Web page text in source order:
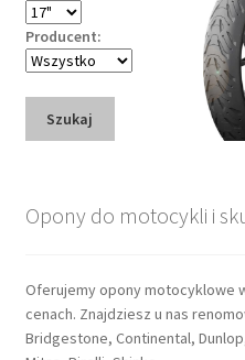
Producent:
Szukaj
Opony do motocykli i
Oferujemy opony motocyklowe
cenach. Znajdziesz u nas
Bridgestone, Continental,